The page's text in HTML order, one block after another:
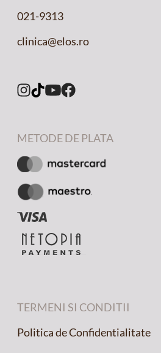
021-9313
clinica@elos.ro
METODE DE PLATA
TERMENI SI CONDITII
Politica de Confidentialitate